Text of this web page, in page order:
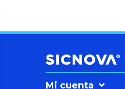
Mi cuenta